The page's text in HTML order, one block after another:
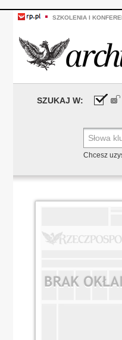
SZKOLENIA I
SZUKAJ W:
Chcesz